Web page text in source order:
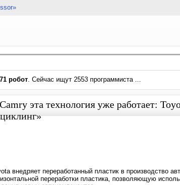
робот. Сейчас ищут 2553 программиста ...
эта технология уже работает:
внедряет переработанный пластик в производство
переработки пластика, позволяющую